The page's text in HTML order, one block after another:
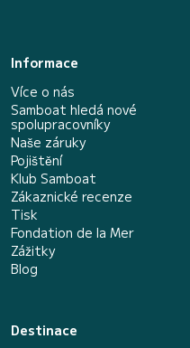
Informace
Více o nás
Samboat hledá nové
spolupracovníky
Naše záruky
Pojištění
Klub Samboat
Zákaznické recenze
Tisk
Fondation de la Mer
Zážitky
Blog
Destinace